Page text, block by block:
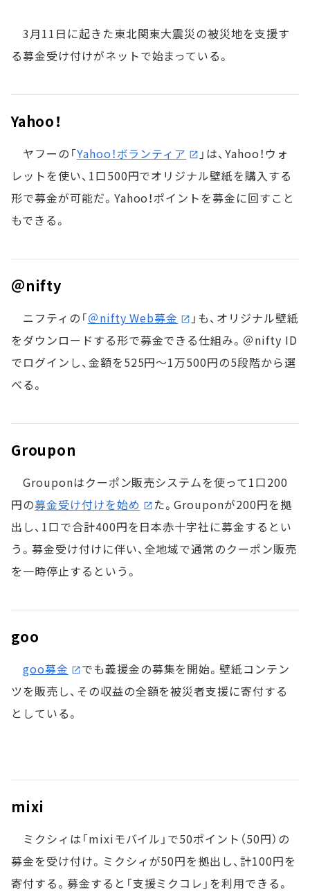
3月11日に起きた東北関東大震災の被災地を支援す
る募金受け付けがネットで始まっている。
Yahoo！
ヤフーの「Yahoo！ボランティア
」は、Yahoo！ウォ
レットを使い、1口500円でオリジナル壁紙を購入する
形で募金が可能だ。Yahoo！ポイントを募金に回すこと
もできる。
＠nifty
ニフティの「＠nifty Web募金
」も、オリジナル壁紙
をダウンロードする形で募金できる仕組み。＠nifty ID
でログインし、金額を525円～1万500円の5段階から選
べる。
Groupon
Grouponはクーポン販売システムを使って1口200
円の募金受け付けを始め
た。Grouponが200円を拠
出し、1口で合計400円を日本赤十字社に募金するとい
う。募金受け付けに伴い、全地域で通常のクーポン販売
を一時停止するという。
goo
goo募金
でも義援金の募集を開始。壁紙コンテン
ツを販売し、その収益の全額を被災者支援に寄付する
としている。
mixi
ミクシィは「mixiモバイル」で50ポイント（50円）の
募金を受け付け。ミクシィが50円を拠出し、計100円を
寄付する。募金すると「支援ミクコレ」を利用できる。